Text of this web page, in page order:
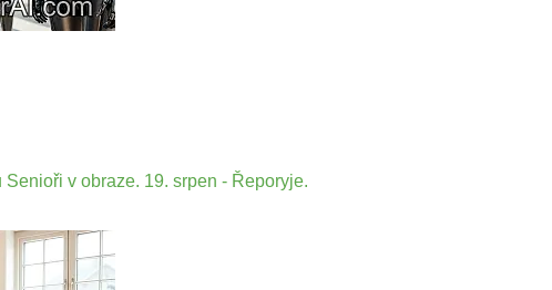
v obraze. 19. srpen - Řeporyje.